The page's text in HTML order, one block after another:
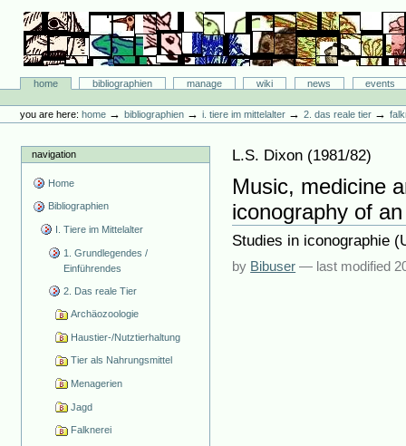
content.
navigation
Bibliographie-Portal
Sectionshome bibliographien manage wiki news
events
tools
you are here: home →bibliographien →i. tiere im mittelalter →2. das reale tier →
navigation
Home
Bibliographien
I. Tiere im Mittelalter
1. Grundlegendes /
Einführendes
2. Das reale Tier
Archäozoologie
Haustier-/Nutztierhaltung
Tier als Nahrungsmittel
Menagerien
Jagd
Falknerei
L.S. Dixon (1981/82)
Music, medicine
iconography of
Studies in iconographie
by Bibuser — last modified